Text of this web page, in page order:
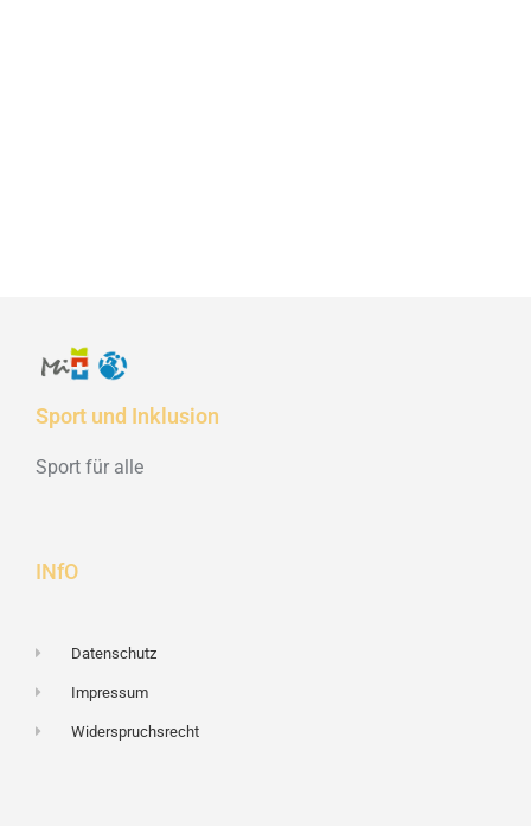
Sport und Inklusion
Sport für alle
INfO
Datenschutz
Impressum
Widerspruchsrecht